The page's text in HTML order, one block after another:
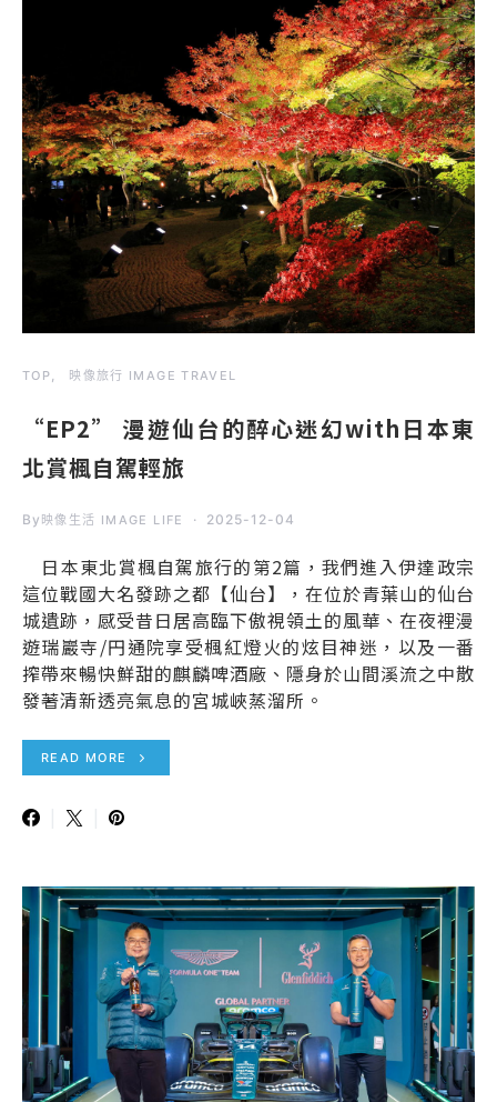
TOP 映像旅行 IMAGE TRAVEL
“EP2” 漫遊仙台的醉心迷幻with日本東
北賞楓自駕輕旅
By 映像生活 IMAGE LIFE 2025-12-04
日本東北賞楓自駕旅行的第2篇，我們進入伊達政宗
這位戰國大名發跡之都【仙台】，在位於青葉山的仙台
城遺跡，感受昔日居高臨下傲視領土的風華、在夜裡漫
遊瑞巖寺/円通院享受楓紅燈火的炫目神迷，以及一番
搾帶來暢快鮮甜的麒麟啤酒廠、隱身於山間溪流之中散
發著清新透亮氣息的宮城峽蒸溜所。
READ MORE